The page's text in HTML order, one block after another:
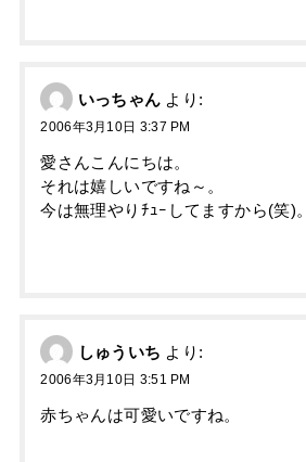
いっちゃん より:
2006年3月10日 3:37 PM
愛さんこんにちは。
それは嬉しいですね～。
今は無理やりﾁｭｰしてますから(笑)。
しゅういち より:
2006年3月10日 3:51 PM
赤ちゃんは可愛いですね。